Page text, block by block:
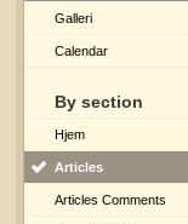
Galleri
Calendar
By section
Hjem
Articles
Articles Comments